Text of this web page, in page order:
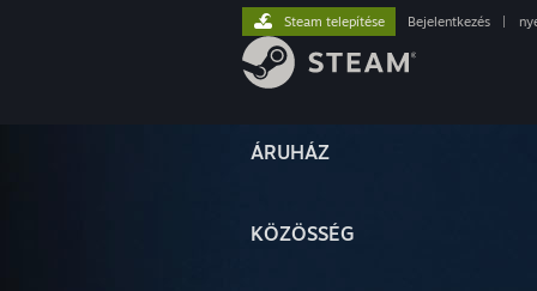
ÁRUHÁZ
KÖZÖSSÉG
Steam telepítése Bejelentkezés